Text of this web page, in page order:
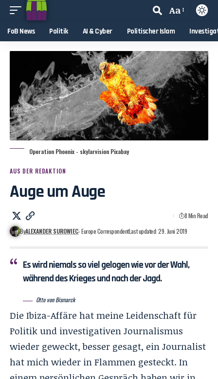
Aa
FoB News Politik AI & Cyber Politischer Islam
Operation Phoenix - skylarvision Pixabay
AUS DER REDAKTION
Auge um Auge
ByALEXANDER SUROWIEC- Europe CorrespondentLast updated: 29. Juni 2019
8 Min Read
Es wird niemals so viel gelogen wie vor der Wahl,
während des Krieges und nach der Jagd.
Otto von Bismarck
Die Ibiza-Affäre hat meine Leidenschaft für
Politik und investigativen Journalismus
wieder geweckt, besser gesagt, ein Journalist
hat mich wieder in Flammen gesteckt. In